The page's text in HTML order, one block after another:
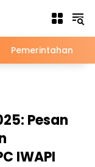
Pemerintahan
Pesan
IWAPI